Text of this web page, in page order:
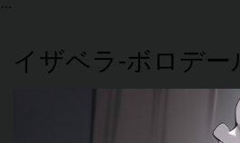
イザベラ-ボロデー